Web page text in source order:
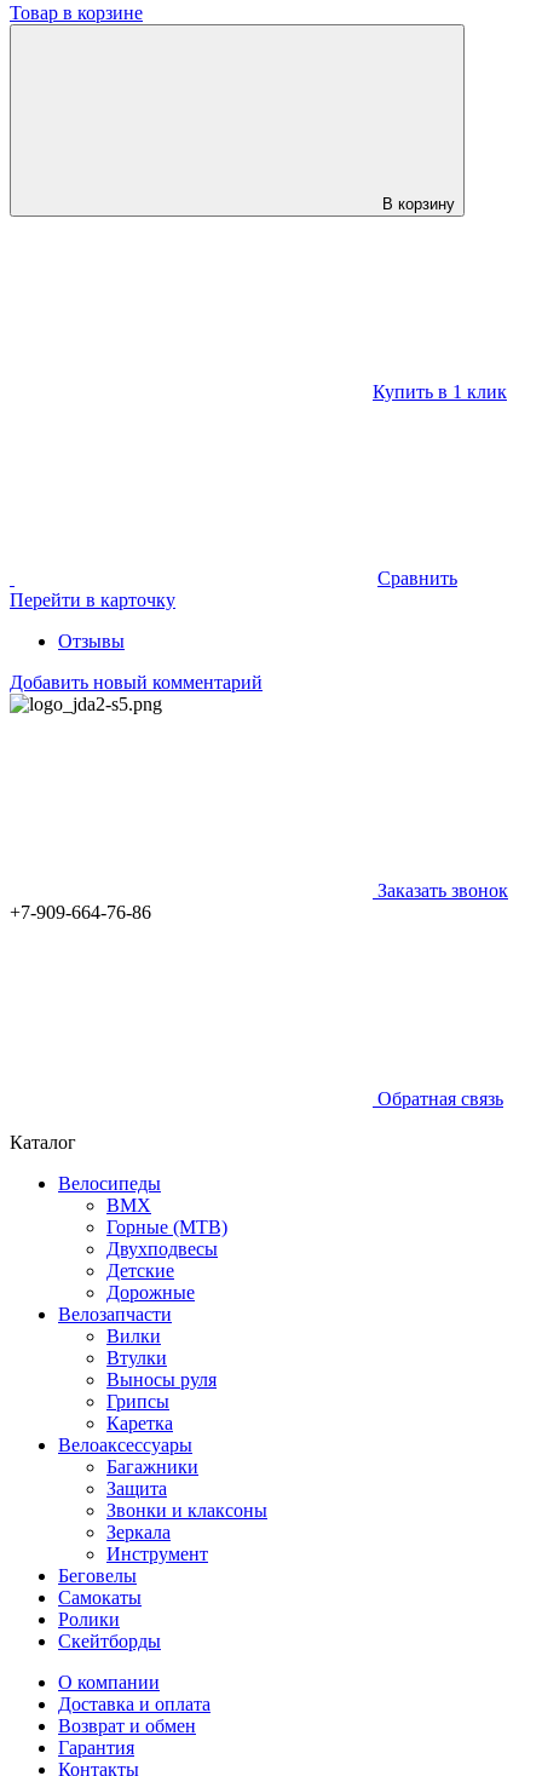
Товар в корзине
В корзину
Купить в 1 клик
Сравнить
Перейти в карточку
Отзывы
Добавить новый комментарий
Заказать звонок
+7-909-664-76-86
Обратная связь
Каталог
Велосипеды
BMX
Горные (MTB)
Двухподвесы
Детские
Дорожные
Велозапчасти
Вилки
Втулки
Выносы руля
Грипсы
Каретка
Велоаксессуары
Багажники
Защита
Звонки и клаксоны
Зеркала
Инструмент
Беговелы
Самокаты
Ролики
Скейтборды
О компании
Доставка и оплата
Возврат и обмен
Гарантия
Контакты